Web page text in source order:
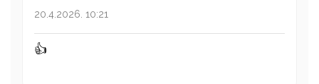
20.4.2026. 10:21
👍